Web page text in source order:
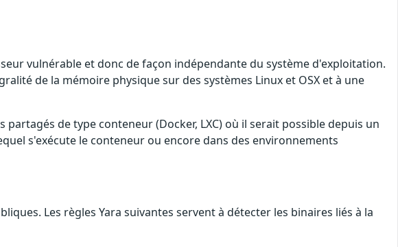
vulnérable et donc de façon indépendante du système d'exploitation.
de la mémoire physique sur des systèmes Linux et OSX et à une
de type conteneur (Docker, LXC) où il serait possible depuis un
s'exécute le conteneur ou encore dans des environnements
Les règles Yara suivantes servent à détecter les binaires liés à la